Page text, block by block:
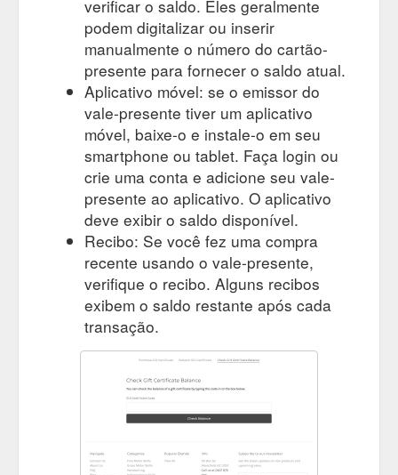
verificar o saldo. Eles geralmente
podem digitalizar ou inserir
manualmente o número do cartão-
presente para fornecer o saldo atual.
Aplicativo móvel: se o emissor do
vale-presente tiver um aplicativo
móvel, baixe-o e instale-o em seu
smartphone ou tablet. Faça login ou
crie uma conta e adicione seu vale-
presente ao aplicativo. O aplicativo
deve exibir o saldo disponível.
Recibo: Se você fez uma compra
recente usando o vale-presente,
verifique o recibo. Alguns recibos
exibem o saldo restante após cada
transação.